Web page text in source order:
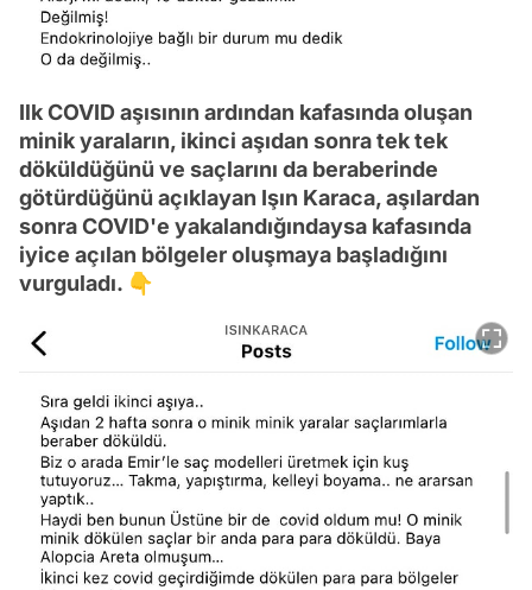
Ilk COVID aşısının ardından kafasında oluşan
minik yaraların, ikinci aşıdan sonra tek tek
döküldüğünü ve saçlarını da beraberinde
götürdüğünü açıklayan Işın Karaca, aşılardan
sonra COVID'e yakalandığındaysa kafasında
iyice açılan bölgeler oluşmaya başladığını
vurguladı. 👇